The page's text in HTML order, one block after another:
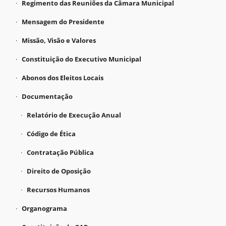
Regimento das Reuniões da Câmara Municipal
Mensagem do Presidente
Missão, Visão e Valores
Constituição do Executivo Municipal
Abonos dos Eleitos Locais
Documentação
Relatório de Execução Anual
Código de Ética
Contratação Pública
Direito de Oposição
Recursos Humanos
Organograma